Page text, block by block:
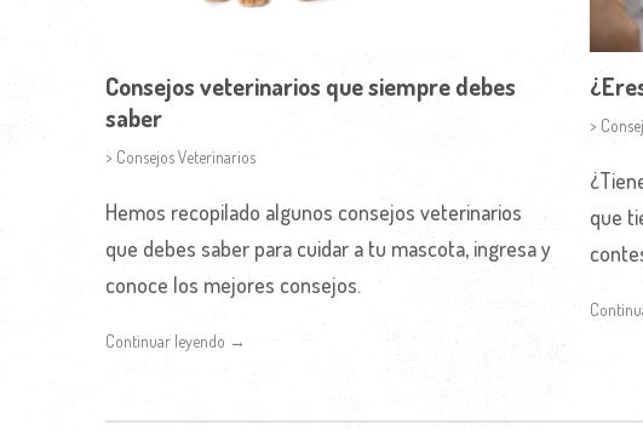
Consejos veterinarios que siempre debes
saber
> Consejos Veterinarios
Hemos recopilado algunos consejos veterinarios
que debes saber para cuidar a tu mascota, ingresa y
conoce los mejores consejos.
Continuar leyendo →
>
que